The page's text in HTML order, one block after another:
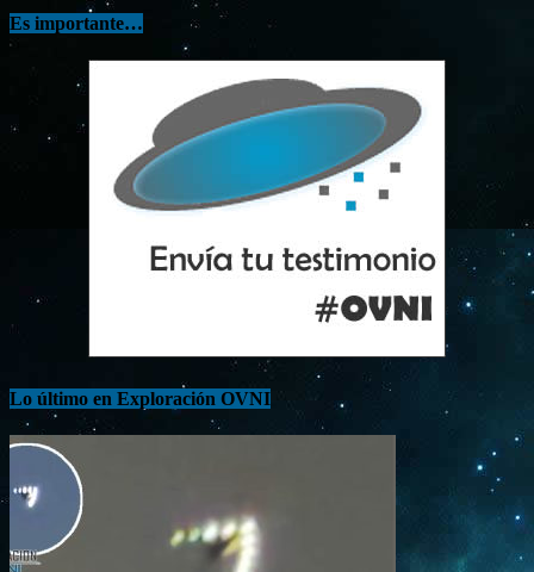
Es importante…
Lo último en Exploración OVNI